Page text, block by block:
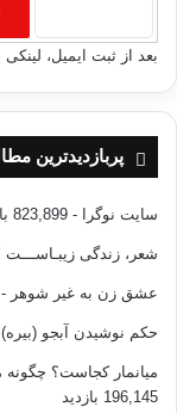
بعد از ثبت ایمیل،
پربازدیدترین
سایت نوگرا - 823,899 بازدید
شعر، زندگی زیبـاســـت
عشق زن به غیر شوهر - 280,264 بازدید
حکم نوشیدن آبجو
میانمار کجاست؟
196,145 بازدید